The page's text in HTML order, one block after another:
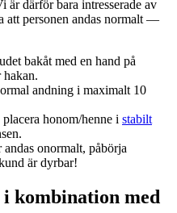
därför bara intresserade av
att personen andas normalt —
bakåt med en hand på
hakan.
andning i maximalt 10
honom/henne i stabilt
onormalt, påbörja
är dyrbar!
kombination med